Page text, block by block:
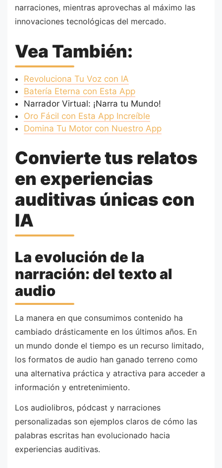
narraciones, mientras aprovechas al máximo las
innovaciones tecnológicas del mercado.
Vea También:
Revoluciona Tu Voz con IA
Batería Eterna con Esta App
Narrador Virtual: ¡Narra tu Mundo!
Oro Fácil con Esta App Increíble
Domina Tu Motor con Nuestro App
Convierte tus relatos
en experiencias
auditivas únicas con
IA
La evolución de la
narración: del texto al
audio
La manera en que consumimos contenido ha
cambiado drásticamente en los últimos años. En
un mundo donde el tiempo es un recurso limitado,
los formatos de audio han ganado terreno como
una alternativa práctica y atractiva para acceder a
información y entretenimiento.
Los audiolibros, pódcast y narraciones
personalizadas son ejemplos claros de cómo las
palabras escritas han evolucionado hacia
experiencias auditivas.